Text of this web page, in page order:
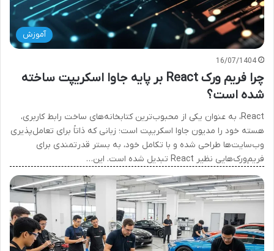
آموزش
16/07/1404
چرا فریم ورک React بر پایه جاوا اسکریپت ساخته
شده است؟
React، به عنوان یکی از محبوب‌ترین کتابخانه‌های ساخت رابط کاربری،
هسته خود را مدیون جاوا اسکریپت است؛ زبانی که ذاتاً برای تعامل‌پذیری
وب‌سایت‌ها طراحی شده و با تکامل خود، به بستر قدرتمندی برای
فریم‌ورک‌هایی نظیر React تبدیل شده است. این…